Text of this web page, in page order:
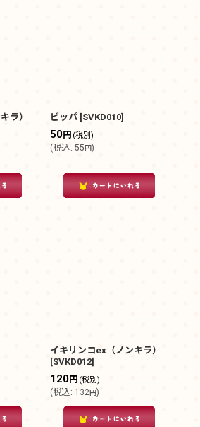
ラ）
ビッパ [SVKD010]
50円 (税別)
(税込: 55円)
イキリンコex（ノンキラ）
[SVKD012]
120円 (税別)
(税込: 132円)